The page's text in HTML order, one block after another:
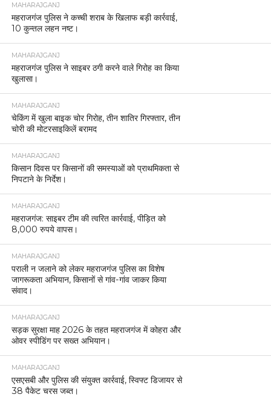
MAHARAJGANJ
महराजगंज पुलिस ने कच्ची शराब के खिलाफ बड़ी कार्रवाई,
10 कुन्तल लहन नष्ट।
MAHARAJGANJ
महराजगंज पुलिस ने साइबर ठगी करने वाले गिरोह का किया
खुलासा।
MAHARAJGANJ
चेकिंग में खुला बाइक चोर गिरोह, तीन शातिर गिरफ्तार, तीन
चोरी की मोटरसाइकिलें बरामद
MAHARAJGANJ
किसान दिवस पर किसानों की समस्याओं को प्राथमिकता से
निपटाने के निर्देश।
MAHARAJGANJ
महराजगंज: साइबर टीम की त्वरित कार्रवाई, पीड़ित को
8,000 रुपये वापस।
MAHARAJGANJ
पराली न जलाने को लेकर महराजगंज पुलिस का विशेष
जागरूकता अभियान, किसानों से गांव-गांव जाकर किया
संवाद।
MAHARAJGANJ
सड़क सुरक्षा माह 2026 के तहत महराजगंज में कोहरा और
ओवर स्पीडिंग पर सख्त अभियान।
MAHARAJGANJ
एसएसबी और पुलिस की संयुक्त कार्रवाई, स्विफ्ट डिजायर से
38 पैकेट चरस जब्त।